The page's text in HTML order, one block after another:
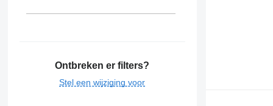
Ontbreken er filters?
Stel een wijziging voor